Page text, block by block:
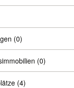
(0)
(0)
(4)